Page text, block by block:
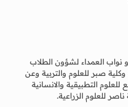
العمداء لشؤون الطلاب
صبر للعلوم والتربية وعن
التطبيقية والانسانية
ناصر للعلوم الزراعية.